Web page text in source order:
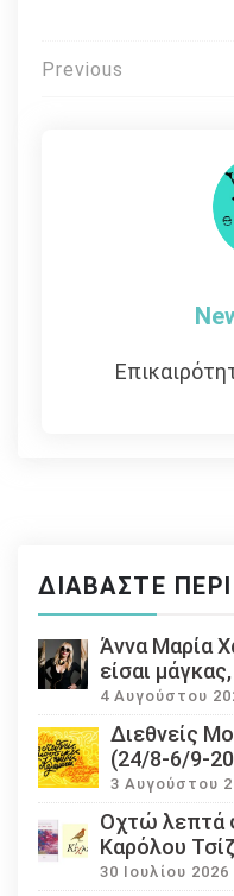
Πλοήγηση
Previous
ΔΙΑΒΆΣΤΕ
Άννα Μαρία
είσαι
4 Αυγούστου
Διεθνείς
(24/8-6/9-
3 Αυγούστου
Οχτώ λεπτά
Καρόλου
30 Ιουλίου 2026